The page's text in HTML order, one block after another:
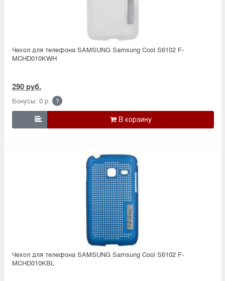
Чехол для телефона SAMSUNG Samsung Cool S6102 F-
MCHD010KWH
290 руб.
Бонусы: 0 р. ?

Чехол для телефона SAMSUNG Samsung Cool S6102 F-
MCHD010KBL